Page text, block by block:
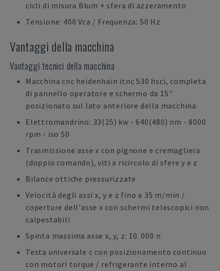
cicli di misura Blum + sfera di azzeramento
Tensione: 400 Vca / Frequenza: 50 Hz
Vantaggi della macchina
Vantaggi tecnici della macchina
Macchina cnc heidenhain itnc 530 hsci, completa
di pannello operatore e schermo da 15"
posizionato sul lato anteriore della macchina
Elettromandrino: 33(25) kw - 640(480) nm - 8000
rpm - iso 50
Trasmissione asse x con pignone e cremagliera
(doppio comando), viti a ricircolo di sfere y e z
Bilance ottiche pressurizzate
Velocità degli assi x, y e z fino a 35 m/min /
coperture dell'asse x con schermi telescopici non
calpestabili
Spinta massima asse x, y, z: 10. 000 n
Testa universale c con posizionamento continuo
con motori torque / refrigerante interno al